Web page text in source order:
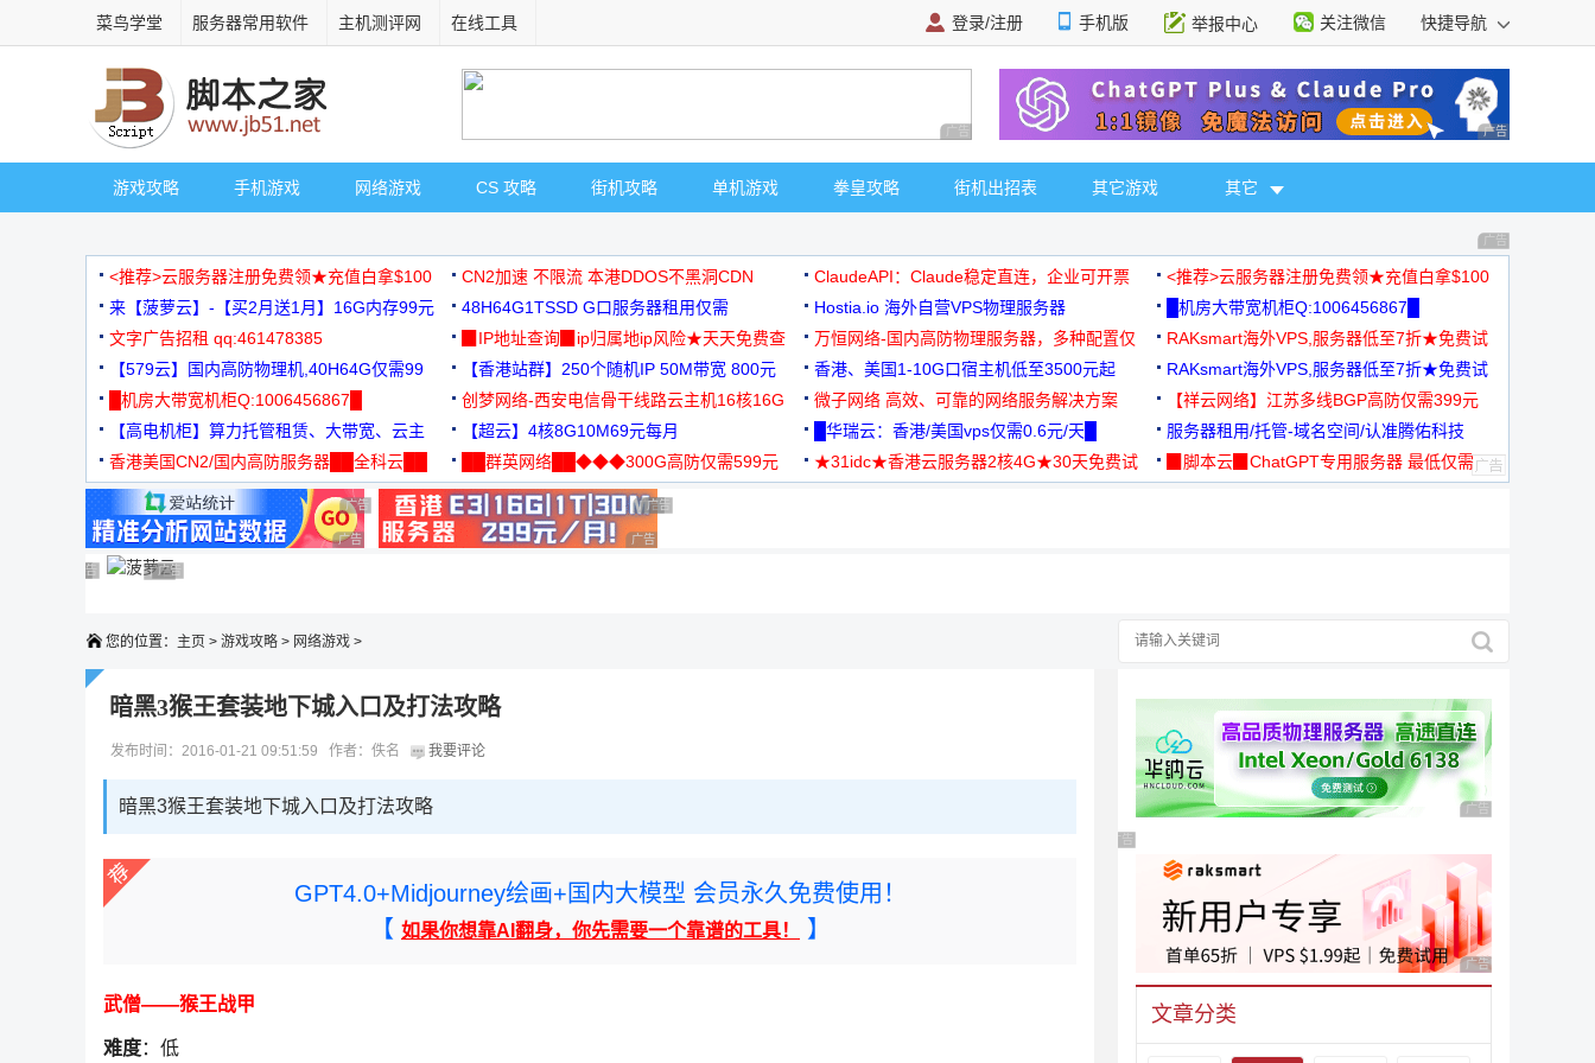
菜鸟学堂 服务器常用软件 主机测评网 在线工具 登录/注册 手机版 举报中心 关注微信 快捷导航
广告 商业广告，理性选择 广告 商业广告，理
游戏攻略 手机游戏 网络游戏 CS 攻略 街机攻略 单机游戏 拳皇攻略 街机出招表 其它游戏 其它
广告 商业广告，理
<推荐>云服务器注册免费领★充值白拿$100 CN2加速 不限流 本港DDOS不黑洞CDN ClaudeAPI：Claude稳定直连，企业可开票
<推荐>云服务器注册免费领★充值白拿$100
来【菠萝云】-【买2月送1月】16G内存99元
48H64G1TSSD G口服务器租用仅需
3000+可免费测试
Hostia.io 海外自营VPS物理服务器
█机房大带宽机柜Q:1006456867█
文字广告招租 qq:461478385
▉IP地址查询▉ip归属地ip风险★天天免费查
万恒网络-国内高防物理服务器，多种配置仅
99元/月起
RAKsmart海外VPS,服务器低至7折★免费试
用★
【579云】国内高防物理机,40H64G仅需99
元
【香港站群】250个随机IP 50M带宽 800元 香港、美国1-10G口宿主机低至3500元起
RAKsmart海外VPS,服务器低至7折★免费试
用★
█机房大带宽机柜Q:1006456867█
创梦网络-西安电信骨干线路云主机16核16G
88元/月
微子网络 高效、可靠的网络服务解决方案
【祥云网络】江苏多线BGP高防仅需399元
【高电机柜】算力托管租赁、大带宽、云主
机
【超云】4核8G10M69元每月 █华瑞云：香港/美国vps仅需0.6元/天█
服务器租用/托管-域名空间/认准腾佑科技
香港美国CN2/国内高防服务器██全科云██
██群英网络██◆◆◆300G高防仅需599元
◆◆◆
★31idc★香港云服务器2核4G★30天免费试
▉脚本云▉ChatGPT专用服务器 最低仅需
广告 商业广告，理性选择
广告 商业广告，理性选择
广告 商业广告，理性选择
广告 商业广告，理性选择
广告 商业广告，理性选择
广告 商业广告，理性选择
广告 商业广告，理性选择
广告 商业广告，理性选择广告 商业广告，理性选择
广告 商业广告，理性选择
您的位置： 主页 > 游戏攻略 > 网络游戏 >
暗黑3猴王套装地下城入口及打法攻略
发布时间：2016-01-21 09:51:59 作者：佚名 我要评论
暗黑3猴王套装地下城入口及打法攻略
GPT4.0+Midjourney绘画+国内大模型 会员永久免费使用！
【 如果你想靠AI翻身，你先需要一个靠谱的工具！ 】
武僧——猴王战甲
难度：低
广告 商业广告，理性
广告 商业广告，理性选择
广告 商业广告，理性
文章分类